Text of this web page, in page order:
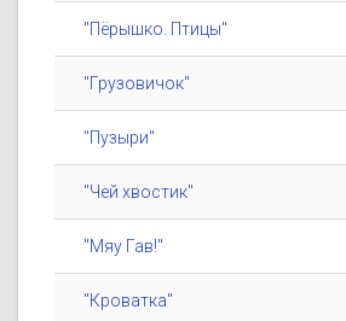
"Пёрышко. Птицы"
"Грузовичок"
"Пузыри"
"Чей хвостик"
"Мяу Гав!"
"Кроватка"